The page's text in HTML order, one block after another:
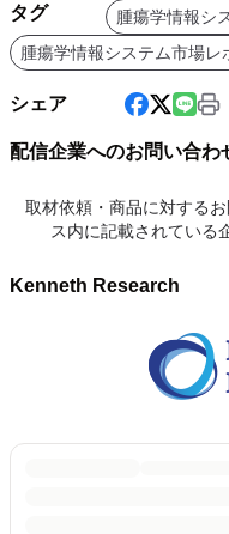
タグ
腫瘍学情報シ
腫瘍学情報システム市場レ
シェア
配信企業へのお問い合わ
取材依頼・商品に対する
ス内に記載されている
Kenneth Research